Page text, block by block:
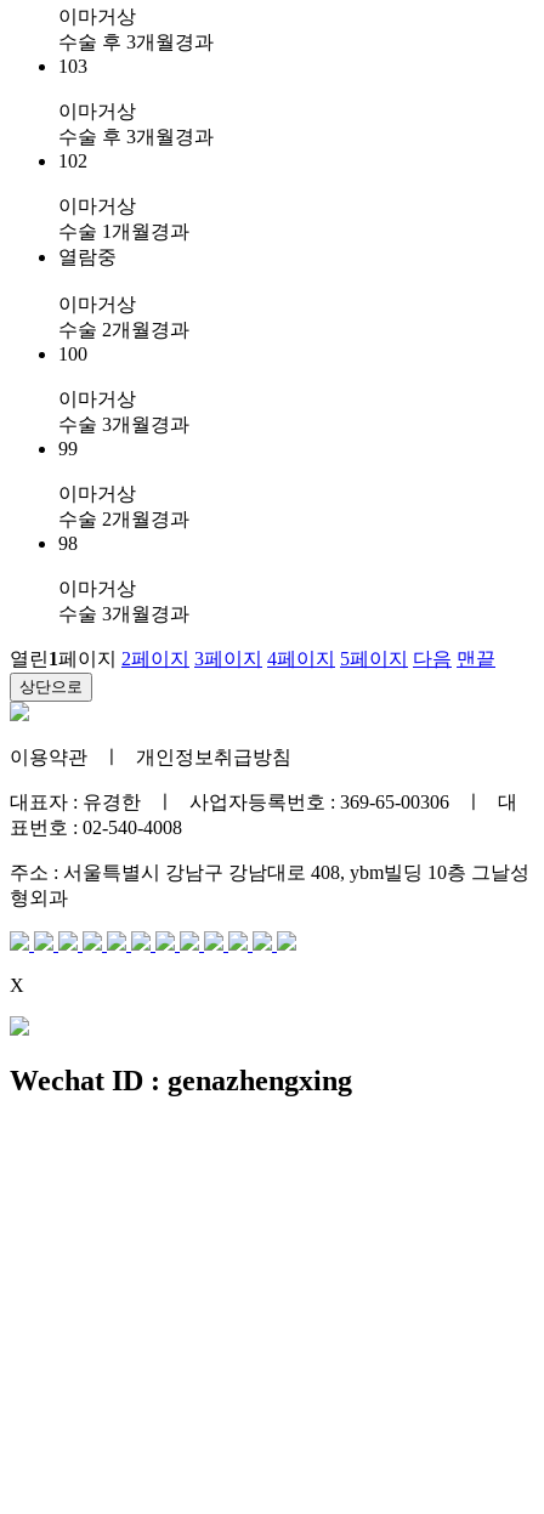
이마거상
수술 후 3개월경과
103
이마거상
수술 후 3개월경과
102
이마거상
수술 1개월경과
열람중
이마거상
수술 2개월경과
100
이마거상
수술 3개월경과
99
이마거상
수술 2개월경과
98
이마거상
수술 3개월경과
열린1페이지 2페이지 3페이지 4페이지 5페이지 다음 맨끝
상단으로
이용약관 개인정보취급방침
대표자 : 유경한 ㅣ 사업자등록번호 : 369-65-00306 ㅣ 대
표번호 : 02-540-4008
주소 : 서울특별시 강남구 강남대로 408, ybm빌딩 10층 그날성
형외과
X
Wechat ID : genazhengxing